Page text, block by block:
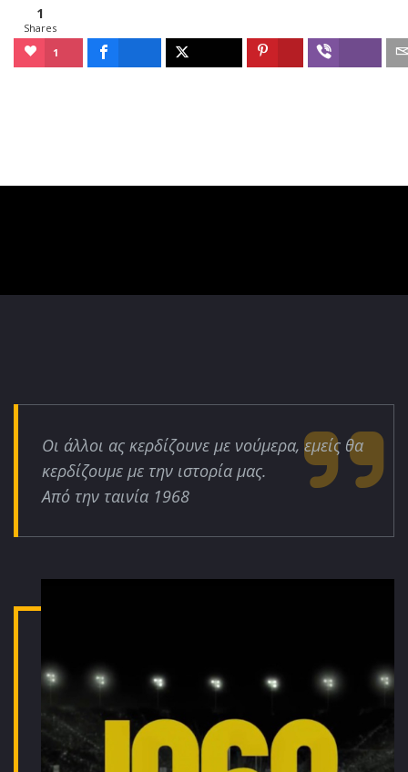
1
Shares
1
Οι άλλοι ας κερδίζουνε με νούμερα, εμείς θα
κερδίζουμε με την ιστορία μας.
Από την ταινία 1968